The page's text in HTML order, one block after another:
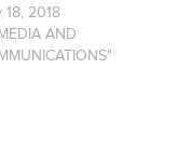
18, 2018
AND